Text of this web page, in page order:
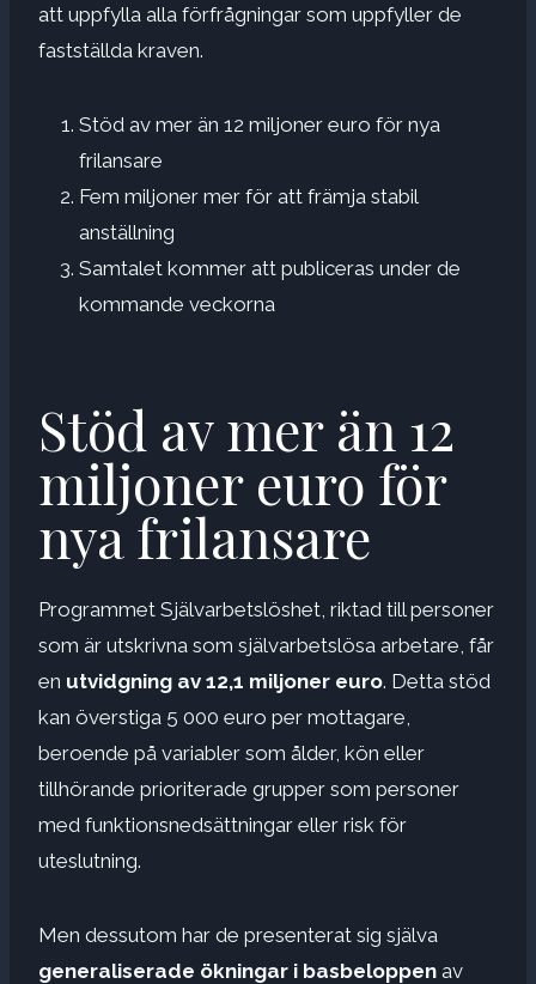
att uppfylla alla förfrågningar som uppfyller de
fastställda kraven.
Stöd av mer än 12 miljoner euro för nya
frilansare
Fem miljoner mer för att främja stabil
anställning
Samtalet kommer att publiceras under de
kommande veckorna
Stöd av mer än 12
miljoner euro för
nya frilansare
Programmet Självarbetslöshet, riktad till personer
som är utskrivna som självarbetslösa arbetare, får
en utvidgning av 12,1 miljoner euro. Detta stöd
kan överstiga 5 000 euro per mottagare,
beroende på variabler som ålder, kön eller
tillhörande prioriterade grupper som personer
med funktionsnedsättningar eller risk för
uteslutning.
Men dessutom har de presenterat sig själva
generaliserade ökningar i basbeloppen av